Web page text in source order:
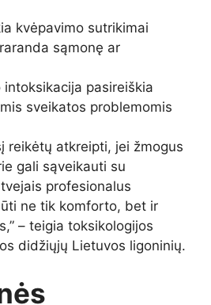
kvėpavimo sutrikimai
sąmonę ar
intoksikacija pasireiškia
sveikatos problemomis
reikėtų atkreipti, jei žmogus
gali sąveikauti su
profesionalus
ne tik komforto, bet ir
– teigia toksikologijos
didžiųjų Lietuvos ligoninių.